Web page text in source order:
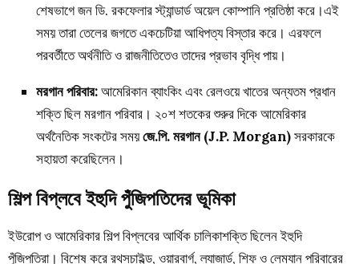
শেষভাগে জন ডি. রকফেলার স্ট্যান্ডার্ড অয়েল কোম্পানি প্রতিষ্ঠা করে।এই
সময় তারা তেলের জগতে একচেটিয়া আধিপত্য বিস্তার করে। এরফলে
পরবর্তীতে অর্থনীতি ও রাজনীতিতেও তাদের প্রভাব বৃদ্ধি পায়।
মরগান পরিবার:আমেরিকান ব্যাংকিং এবং রেলওয়ে খাতের অন্যতম প্রধান
শক্তি ছিল মরগান পরিবার। ২০শ শতকের শুরুর দিকে আমেরিকার
অর্থনৈতিক সংকটের সময়জে.পি. মরগান (J.P. Morgan)সরকারকে
সহায়তা করেছিলেন।
শিল্প বিপ্লবে ইহুদি পুঁজিপতিদের ভূমিকা
ইউরোপ ও আমেরিকার শিল্প বিপ্লবের আর্থিক চালিকাশক্তি ছিলেন ইহুদি
পুঁজিপতিরা। বিশেষ করে রথসচাইল্ড, ওয়ারবার্গ, ল্যাজার্ড, শিফ ও লেম্যান পরিবারের